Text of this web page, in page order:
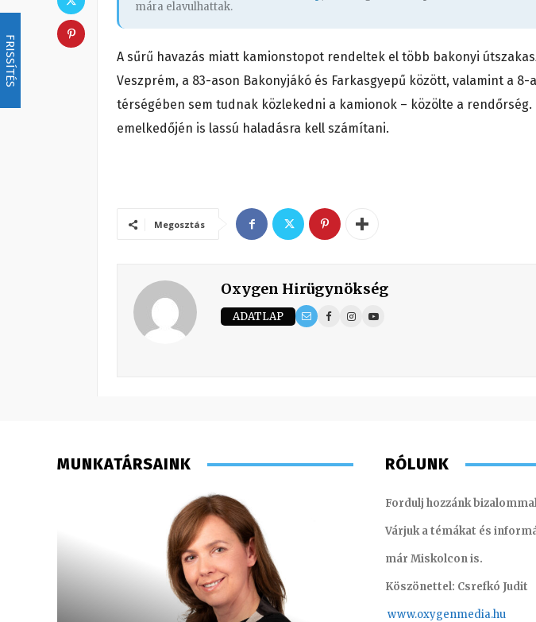
FRISSÍTÉS
mára elavulhattak.
A sűrű havazás miatt kamionstopot rendeltek el több bakonyi
Veszprém, a 83-ason Bakonyjákó és Farkasgyepű között, valamint a 8-
térségében sem tudnak közlekedni a kamionok – közölte a
emelkedőjén is lassú haladásra kell számítani.
Megosztás
Oxygen Hirügynökség
ADATLAP
MUNKATÁRSAINK RÓLUNK
Fordulj hozzánk
Várjuk a témákat és
már Miskolcon is.
Köszönettel: Csrefkó Judit
www.oxygenmedia.hu